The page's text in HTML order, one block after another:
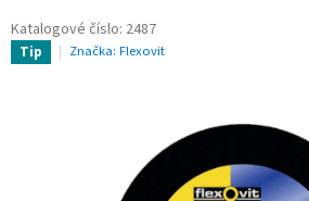
Katalogové číslo: 2487
Tip Značka: Flexovit